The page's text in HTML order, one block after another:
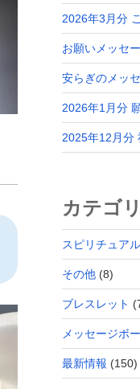
2026年3月分
お願いメッセ
安らぎのメッ
2026年1月分
2025年12月分
カテゴ
スピリチュアル
その他(8)
ブレスレット
メッセージボ
最新情報 (150)